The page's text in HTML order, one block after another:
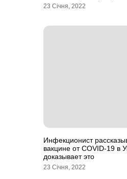
23 Січня, 2022
Инфекционист
вакцине от COVID-19 в
доказывает это
23 Січня, 2022